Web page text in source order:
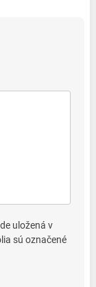
uložená v
sú označené